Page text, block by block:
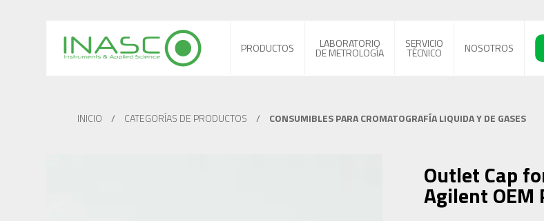
PRODUCTOS LABORATORIO
DE METROLOGÍA
SERVICIO
TÉCNICO NOSOTROS
INICIO / CATEGORÍAS DE PRODUCTOS / CONSUMIBLES PARA CROMATOGRAFÍA LIQUIDA Y DE GASES
Outlet Cap
Agilent